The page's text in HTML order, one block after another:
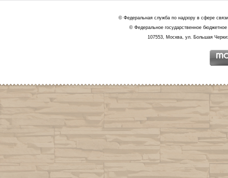
© Федеральная служба по надзору в сфере
© Федеральное государственное
107553, Москва, ул. Большая